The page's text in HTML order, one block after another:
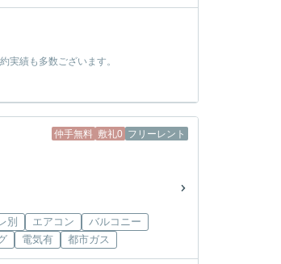
実績も多数ございます。
仲手無料 敷礼0 フリーレント
別 エアコン
バルコニー
電気有 都市ガス